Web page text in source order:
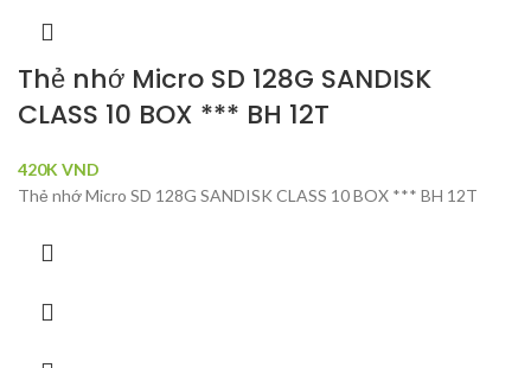
Thẻ nhớ Micro SD 128G SANDISK
CLASS 10 BOX *** BH 12T
420K VND
Thẻ nhớ Micro SD 128G SANDISK CLASS 10 BOX *** BH 12T